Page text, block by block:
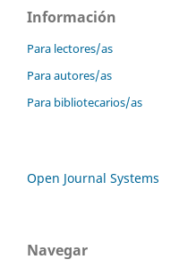
Información
Para lectores/as
Para autores/as
Para bibliotecarios/as
Open Journal Systems
Navegar